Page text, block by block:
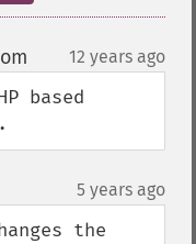
12 years ago
based
5 years ago
the